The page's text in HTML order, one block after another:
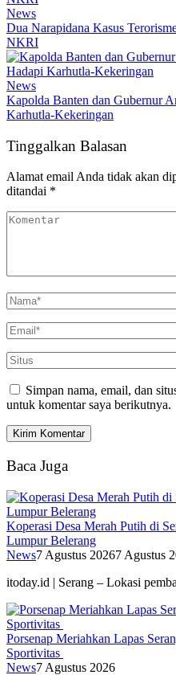
News
Dua Narapidana Kasus
NKRI
News
Kapolda Banten dan Gubernur
Karhutla-Kekeringan
Tinggalkan Balasan
Alamat email Anda tidak akan
ditandai *
Simpan nama, email, dan
untuk komentar saya berikutnya.
Baca Juga
Koperasi Desa Merah Putih di
Lumpur Belerang
News7 Agustus 20267 Agustus
itoday.id | Serang – Lokasi
Porsenap Meriahkan Lapas
Sportivitas
News7 Agustus 2026